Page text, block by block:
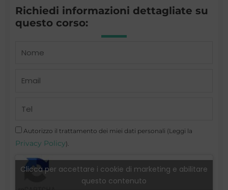
Richiedi informazioni dettagliate su
questo corso:
Name
Email
Telefono
Autorizzo il trattamento dei miei dati personali (Leggi la
Privacy Policy).
Clicca per accettare i cookie di marketing e abilitare
questo contenuto